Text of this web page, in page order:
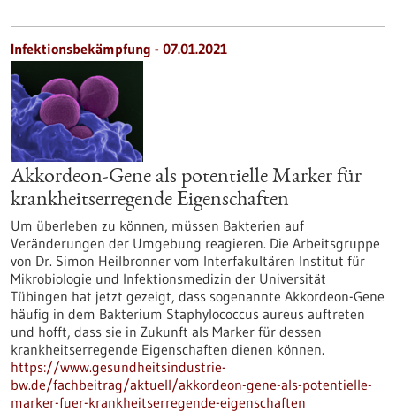
Infektionsbekämpfung - 07.01.2021
Akkordeon-Gene als potentielle Marker für
krankheitserregende Eigenschaften
Um überleben zu können, müssen Bakterien auf
Veränderungen der Umgebung reagieren. Die Arbeitsgruppe
von Dr. Simon Heilbronner vom Interfakultären Institut für
Mikrobiologie und Infektionsmedizin der Universität
Tübingen hat jetzt gezeigt, dass sogenannte Akkordeon-Gene
häufig in dem Bakterium Staphylococcus aureus auftreten
und hofft, dass sie in Zukunft als Marker für dessen
krankheitserregende Eigenschaften dienen können.
https://www.gesundheitsindustrie-
bw.de/fachbeitrag/aktuell/akkordeon-gene-als-potentielle-
marker-fuer-krankheitserregende-eigenschaften